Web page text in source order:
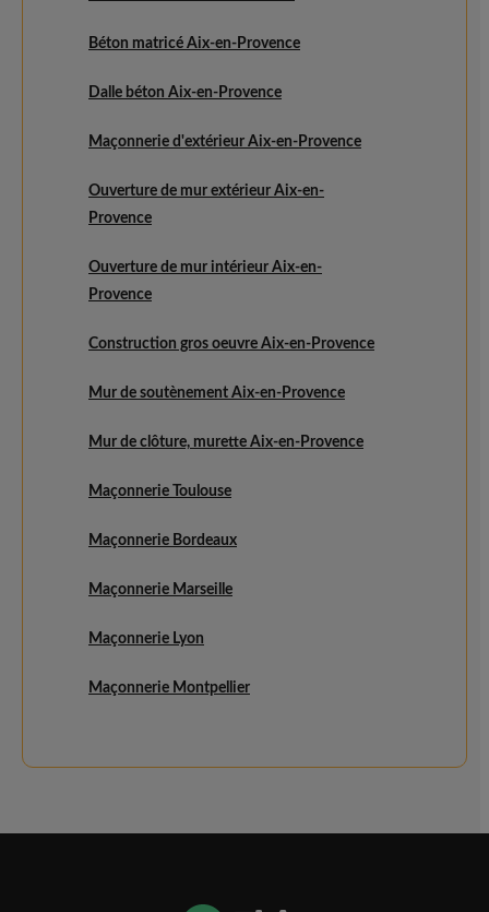
Béton matricé Aix-en-Provence
Dalle béton Aix-en-Provence
Maçonnerie d'extérieur Aix-en-Provence
Ouverture de mur extérieur Aix-en-
Provence
Ouverture de mur intérieur Aix-en-
Provence
Construction gros oeuvre Aix-en-Provence
Mur de soutènement Aix-en-Provence
Mur de clôture, murette Aix-en-Provence
Maçonnerie Toulouse
Maçonnerie Bordeaux
Maçonnerie Marseille
Maçonnerie Lyon
Maçonnerie Montpellier